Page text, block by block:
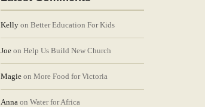
Kelly on Better Education For Kids
Joe on Help Us Build New Church
Magie on More Food for Victoria
Anna on Water for Africa